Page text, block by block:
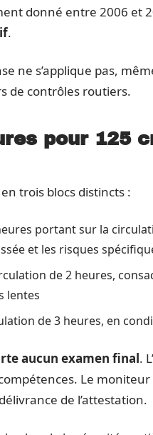
donné entre 2006 et
.
ne s’applique pas,
de contrôles routiers.
pour 125
trois blocs distincts :
portant sur la
et les risques
de 2 heures,
lentes
de 3 heures, en
aucun examen final.
Le
de l’attestation.